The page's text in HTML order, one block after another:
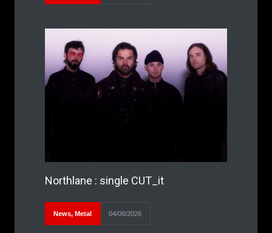
Northlane : single CUT_it
News, Metal 04/08/2026